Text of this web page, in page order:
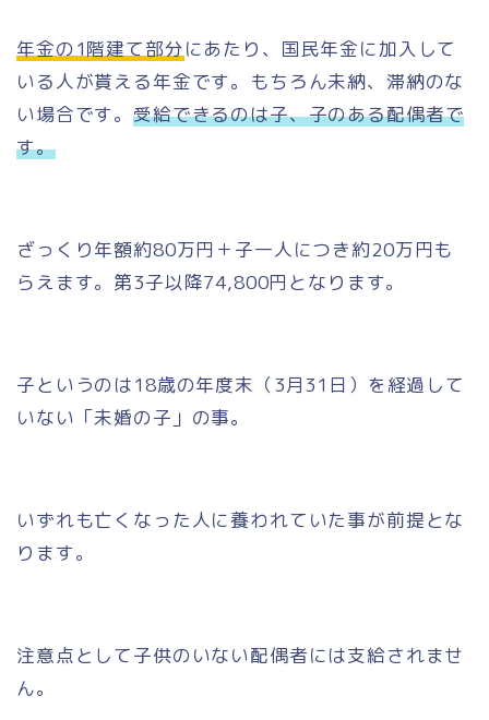
年金の1階建て部分にあたり、国民年金に加入して
いる人が貰える年金です。もちろん未納、滞納のな
い場合です。受給できるのは子、子のある配偶者で
す。
ざっくり年額約80万円 ＋ 子一人につき約20万円も
らえます。第3子以降74,800円となります。
子というのは18歳の年度末（3月31日）を経過して
いない「未婚の子」の事。
いずれも亡くなった人に養われていた事が前提とな
ります。
注意点として子供のいない配偶者には支給されませ
ん。